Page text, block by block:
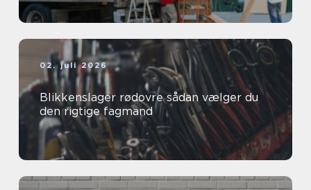
02. juli 2026
Blikkenslager rødovre sådan vælger du
den rigtige fagmand